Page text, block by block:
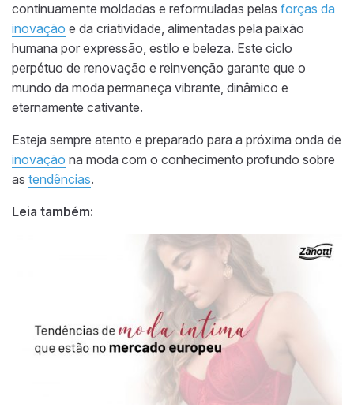
continuamente moldadas e reformuladas pelas forças da
inovação e da criatividade, alimentadas pela paixão
humana por expressão, estilo e beleza. Este ciclo
perpétuo de renovação e reinvenção garante que o
mundo da moda permaneça vibrante, dinâmico e
eternamente cativante.
Esteja sempre atento e preparado para a próxima onda de
inovação na moda com o conhecimento profundo sobre
as tendências.
Leia também: